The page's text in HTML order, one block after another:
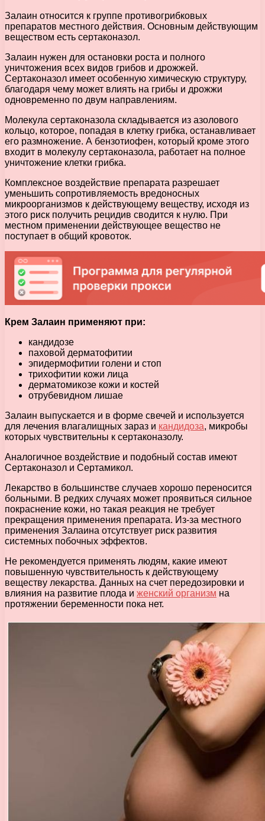
Залаин относится к группе противогрибковых
препаратов местного действия. Основным действующим
веществом есть сертаконазол.
Залаин нужен для остановки роста и полного
уничтожения всех видов грибов и дрожжей.
Сертаконазол имеет особенную химическую структуру,
благодаря чему может влиять на грибы и дрожжи
одновременно по двум направлениям.
Молекула сертаконазола складывается из азолового
кольцо, которое, попадая в клетку грибка, останавливает
его размножение. А бензотиофен, который кроме этого
входит в молекулу сертаконазола, работает на полное
уничтожение клетки грибка.
Комплексное воздействие препарата разрешает
уменьшить сопротивляемость вредоносных
микроорганизмов к действующему веществу, исходя из
этого риск получить рецидив сводится к нулю. При
местном применении действующее вещество не
поступает в общий кровоток.
Крем Залаин применяют при:
кандидозе
паховой дерматофитии
эпидермофитии голени и стоп
трихофитии кожи лица
дерматомикозе кожи и костей
отрубевидном лишае
Залаин выпускается и в форме свечей и используется
для лечения влагалищных зараз и кандидоза, микробы
которых чувствительны к сертаконазолу.
Аналогичное воздействие и подобный состав имеют
Сертаконазол и Сертамикол.
Лекарство в большинстве случаев хорошо переносится
больными. В редких случаях может проявиться сильное
покраснение кожи, но такая реакция не требует
прекращения применения препарата. Из-за местного
применения Залаина отсутствует риск развития
системных побочных эффектов.
Не рекомендуется применять людям, какие имеют
повышенную чувствительность к действующему
веществу лекарства. Данных на счет передозировки и
влияния на развитие плода и женский организм на
протяжении беременности пока нет.